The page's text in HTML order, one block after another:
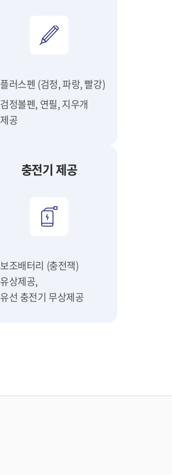
플러스펜 (검정, 파랑, 빨강)
검정볼펜, 연필, 지우개
제공
충전기 제공
보조배터리 (충전잭)
유상제공,
유선 충전기 무상제공